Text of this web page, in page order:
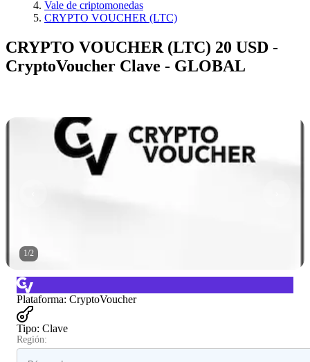
Vale de criptomonedas
CRYPTO VOUCHER (LTC)
CRYPTO VOUCHER (LTC) 20 USD -
CryptoVoucher Clave - GLOBAL
1/2
Plataforma: CryptoVoucher
Tipo: Clave
Región: